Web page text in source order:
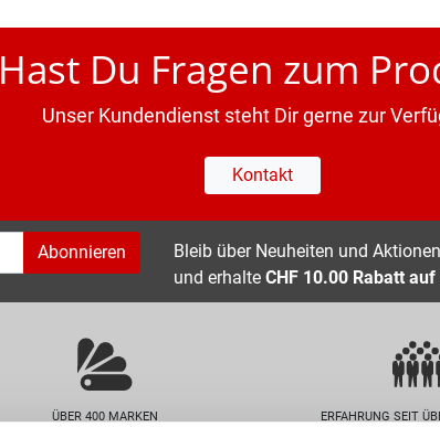
Hast Du Fragen zum
Unser Kundendienst steht Dir gerne zur
Kontakt
Abonnieren
Bleib über Neuheiten und
und erhalte CHF 10.00 Rabatt
ÜBER 400 MARKEN ERFAHRUNG SEIT